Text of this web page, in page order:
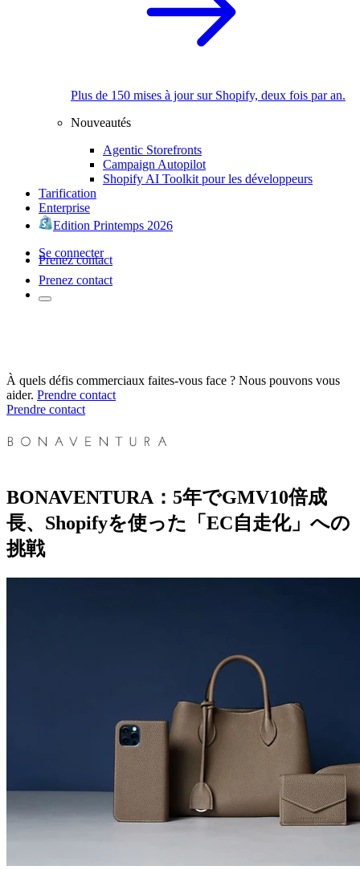
Plus de 150 mises à jour sur Shopify, deux fois par an.
Nouveautés
Agentic Storefronts
Campaign Autopilot
Shopify AI Toolkit pour les développeurs
Tarification
Enterprise
Edition Printemps 2026
Se connecter
Prenez contact
Prenez contact
À quels défis commerciaux faites-vous face ? Nous pouvons vous
aider. Prendre contact
Prendre contact
BONAVENTURA：5年でGMV10倍成
長、Shopifyを使った「EC自走化」への
挑戦